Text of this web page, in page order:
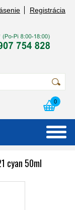
Registrácia
0
cyan 50ml